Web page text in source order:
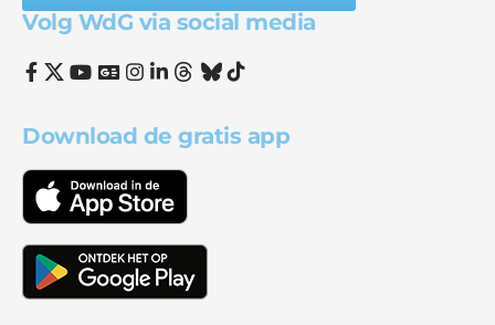
Volg WdG via social media
Download de gratis app